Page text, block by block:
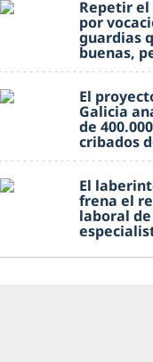
Repetir el
por
guardias
buenas,
El
Galicia
de
cribados
El
frena el
laboral